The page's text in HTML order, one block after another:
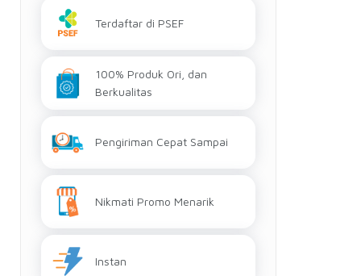
Terdaftar di PSEF
100% Produk Ori, dan
Berkualitas
Pengiriman Cepat Sampai
Nikmati Promo Menarik
Instan